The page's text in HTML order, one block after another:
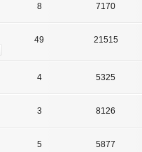
8 7170
49 21515
4 5325
3 8126
5 5877